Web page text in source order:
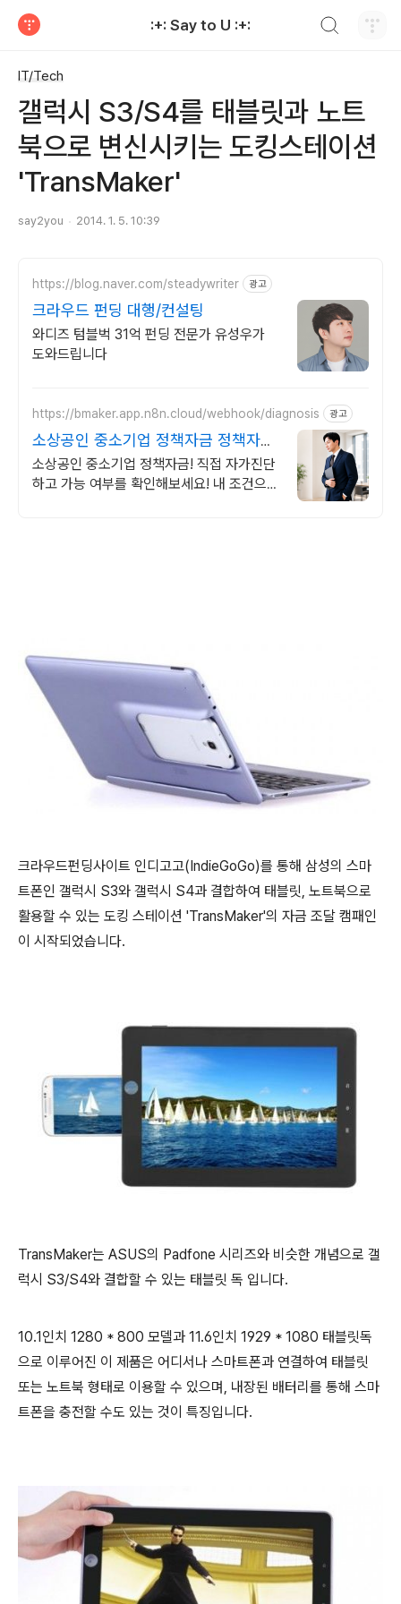
:+: Say to U :+:
IT/Tech
갤럭시 S3/S4를 태블릿과 노트
북으로 변신시키는 도킹스테이션
'TransMaker'
say2you 2014. 1. 5. 10:39
https://blog.naver.com/steadywriter 광고
크라우드 펀딩 대행/컨설팅
와디즈 텀블벅 31억 펀딩 전문가 유성우가
도와드립니다
https://bmaker.app.n8n.cloud/webhook/diagnosis 광고
소상공인 중소기업 정책자금 정책자금
1분 무료 자가진단
소상공인 중소기업 정책자금! 직접 자가진단
하고 가능 여부를 확인해보세요! 내 조건으로
크라우드펀딩사이트 인디고고(IndieGoGo)를 통해 삼성의 스마
트폰인 갤럭시 S3와 갤럭시 S4과 결합하여 태블릿, 노트북으로
활용할 수 있는 도킹 스테이션 'TransMaker'의 자금 조달 캠패인
이 시작되었습니다.
TransMaker는 ASUS의 Padfone 시리즈와 비슷한 개념으로 갤
럭시 S3/S4와 결합할 수 있는 태블릿 독 입니다.
10.1인치 1280 * 800 모델과 11.6인치 1929 * 1080 태블릿독
으로 이루어진 이 제품은 어디서나 스마트폰과 연결하여 태블릿
또는 노트북 형태로 이용할 수 있으며, 내장된 배터리를 통해 스마
트폰을 충전할 수도 있는 것이 특징입니다.